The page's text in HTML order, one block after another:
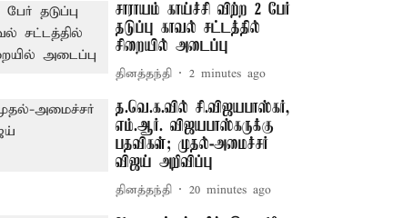
சாராயம் காய்ச்சி விற்ற 2 பேர்
தடுப்பு காவல் சட்டத்தில்
சிறையில் அடைப்பு
தினத்தந்தி 2 minutes ago
த.வெ.க.வில் சி.விஜயபாஸ்கர்,
எம்.ஆர். விஜயபாஸ்கருக்கு
பதவிகள்; முதல்-அமைச்சர்
விஜய் அறிவிப்பு
தினத்தந்தி 20 minutes ago